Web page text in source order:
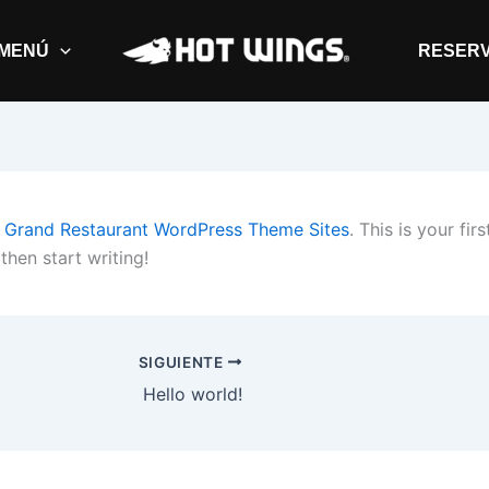
MENÚ
Grand Restaurant WordPress Theme Sites. This is your
start writing!
SIGUIENTE
Hello world!